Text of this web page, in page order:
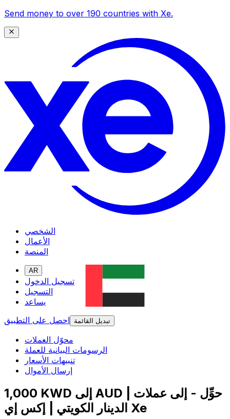
Send money to over 190 countries with Xe.
الشخصي
الأعمال
المنصة
AR
تسجيل الدخول
التسجيل
يساعد
احصل على التطبيق
تبديل القائمة
محوّل العملات
الرسومات البيانية للعملة
تنبيهات الأسعار
إرسال الأموال
1,000 KWD إلى AUD | حوِّل - إلى عملات
الدينار الكويتي | إكس إي Xe